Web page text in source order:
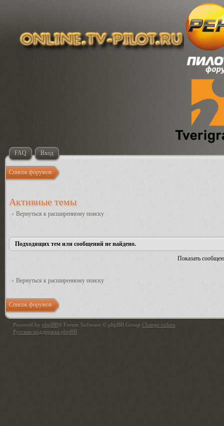
FAQ Вход
Список форумов
Активные темы
Вернуться к расширенному поиску
Подходящих тем или сообщений не найдено.
Показать
Вернуться к расширенному поиску
Список форумов
Powered by phpBB® Forum Software © phpBB Group Change colors
Русская поддержка phpBB